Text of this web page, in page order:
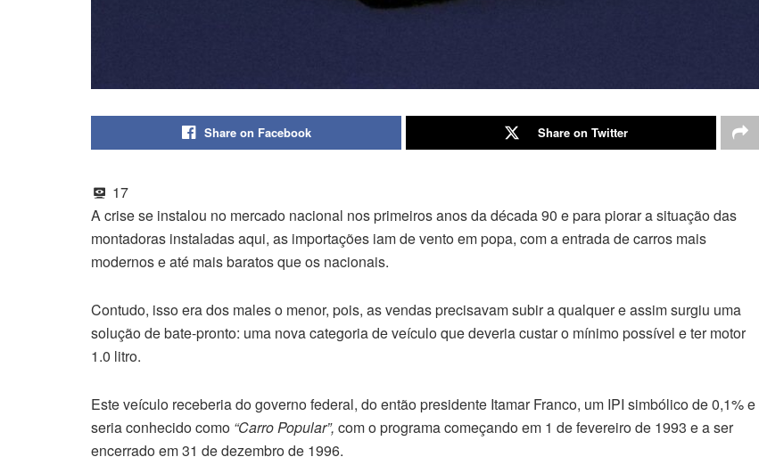
Share on Facebook Share on Twitter
17
A crise se instalou no mercado nacional nos primeiros anos da década 90 e para piorar a situação das
montadoras instaladas aqui, as importações iam de vento em popa, com a entrada de carros mais
modernos e até mais baratos que os nacionais.
Contudo, isso era dos males o menor, pois, as vendas precisavam subir a qualquer e assim surgiu uma
solução de bate-pronto: uma nova categoria de veículo que deveria custar o mínimo possível e ter motor
1.0 litro.
Este veículo receberia do governo federal, do então presidente Itamar Franco, um IPI simbólico de 0,1% e
seria conhecido como “Carro Popular”, com o programa começando em 1 de fevereiro de 1993 e a ser
encerrado em 31 de dezembro de 1996.